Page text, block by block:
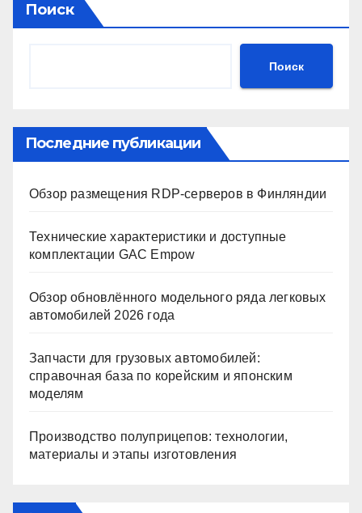
Поиск
Поиск
Последние публикации
Обзор размещения RDP-серверов в Финляндии
Технические характеристики и доступные
комплектации GAC Empow
Обзор обновлённого модельного ряда легковых
автомобилей 2026 года
Запчасти для грузовых автомобилей:
справочная база по корейским и японским
моделям
Производство полуприцепов: технологии,
материалы и этапы изготовления